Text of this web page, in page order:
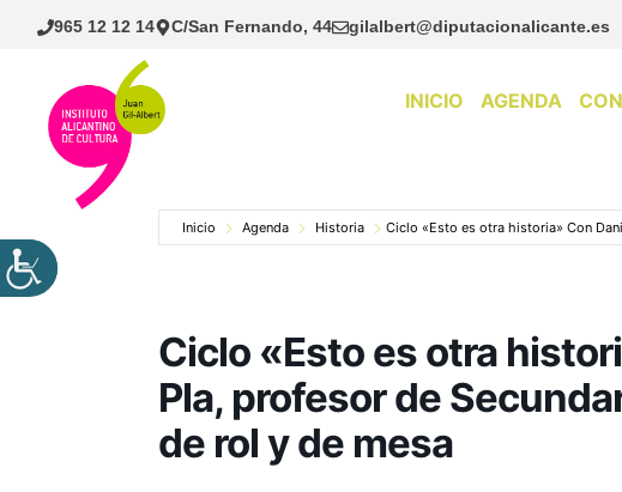
Saltar
965 12 12 14 C/San Fernando, 44 gilalbert@diputacionalicante.es
INICIO AGENDA
Inicio Agenda Historia Ciclo «Esto es otra historia» Con
Ciclo «Esto es otra
Pla, profesor de
de rol y de mesa